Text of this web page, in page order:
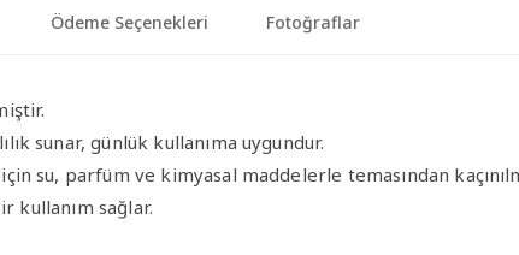
Ödeme Seçenekleri Fotoğraflar
sunar, günlük kullanıma uygundur.
su, parfüm ve kimyasal maddelerle temasından
kullanım sağlar.